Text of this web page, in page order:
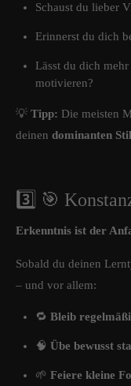
Schaust du lieber
Erinnerst du dich
Lässt du dich
motivieren?
💡 Tipp: Die meisten
deinen dominanten Stil
3️⃣ 🎯
Erkenntnis ist der
Sobald du deinen
– und vor allem:
🔁 Bleib
🧠 Übe bewusst
🌱 Feiere kleine